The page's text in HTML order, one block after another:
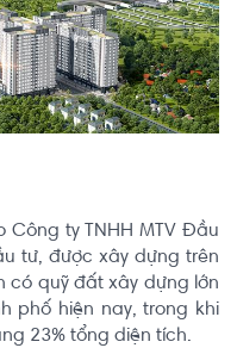
Công ty TNHH MTV Đầu
tư, được xây dựng trên
có quỹ đất xây dựng lớn
phố hiện nay, trong khi
23% tổng diện tích.